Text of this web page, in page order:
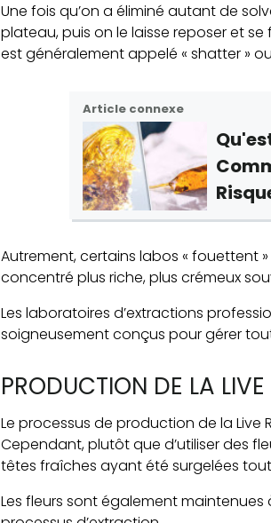
Une fois qu’on a éliminé autant de
plateau, puis on le laisse reposer et
est généralement appelé « shatter »
Article connexe
Autrement, certains labos « fouettent
concentré plus riche, plus crémeux
Les laboratoires d’extractions
soigneusement conçus pour gérer
PRODUCTION DE LA LIVE
Le processus de production de la Live
Cependant, plutôt que d’utiliser des
têtes fraîches ayant été surgelées
Les fleurs sont également